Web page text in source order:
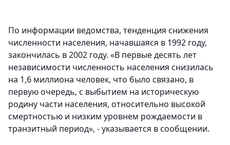
По информации ведомства, тенденция снижения
численности населения, начавшаяся в 1992 году,
закончилась в 2002 году. «В первые десять лет
независимости численность населения снизилась
на 1,6 миллиона человек, что было связано, в
первую очередь, с выбытием на историческую
родину части населения, относительно высокой
смертностью и низким уровнем рождаемости в
транзитный период», - указывается в сообщении.